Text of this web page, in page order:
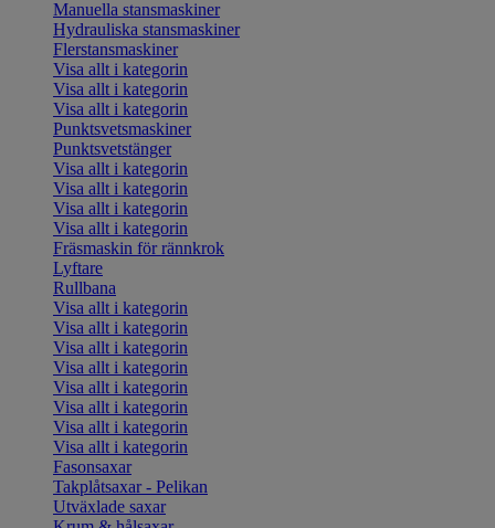
Manuella stansmaskiner
Hydrauliska stansmaskiner
Flerstansmaskiner
Visa allt i kategorin
Visa allt i kategorin
Visa allt i kategorin
Punktsvetsmaskiner
Punktsvetstänger
Visa allt i kategorin
Visa allt i kategorin
Visa allt i kategorin
Visa allt i kategorin
Fräsmaskin för rännkrok
Lyftare
Rullbana
Visa allt i kategorin
Visa allt i kategorin
Visa allt i kategorin
Visa allt i kategorin
Visa allt i kategorin
Visa allt i kategorin
Visa allt i kategorin
Visa allt i kategorin
Fasonsaxar
Takplåtsaxar - Pelikan
Utväxlade saxar